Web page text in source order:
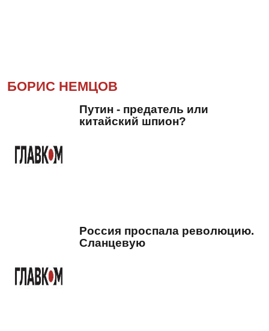
БОРИС НЕМЦОВ
Путин - предатель или
китайский шпион?
Россия проспала революцию.
Сланцевую